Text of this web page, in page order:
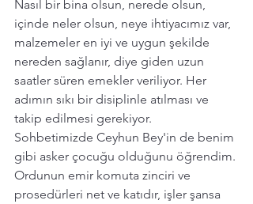
Nasıl bir bina olsun, nerede olsun,
içinde neler olsun, neye ihtiyacımız var,
malzemeler en iyi ve uygun şekilde
nereden sağlanır, diye giden uzun
saatler süren emekler veriliyor. Her
adımın sıkı bir disiplinle atılması ve
takip edilmesi gerekiyor.
Sohbetimizde Ceyhun Bey'in de benim
gibi asker çocuğu olduğunu öğrendim.
Ordunun emir komuta zinciri ve
prosedürleri net ve katıdır, işler şansa